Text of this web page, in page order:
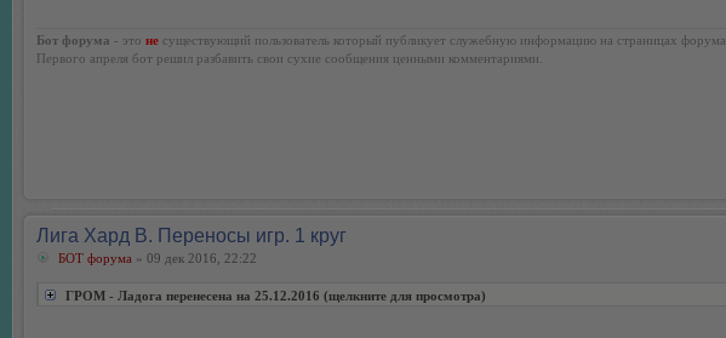
Бот форума - это не существующий пользователь который публикует служебную информацию на страницах форума.
Первого апреля бот решил разбавить свои сухие сообщения ценными комментариями.
Лига Хард В. Переносы игр. 1 круг
БОТ форума » 09 дек 2016, 22:22
ГРОМ - Ладога перенесена на 25.12.2016 (щелкните для просмотра)